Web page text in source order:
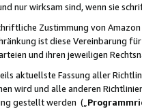
nur wirksam sind, wenn sie
Zustimmung von
ist diese Vereinbarung
und ihren jeweiligen
aktuellste Fassung aller
wird und alle anderen
gestellt werden („